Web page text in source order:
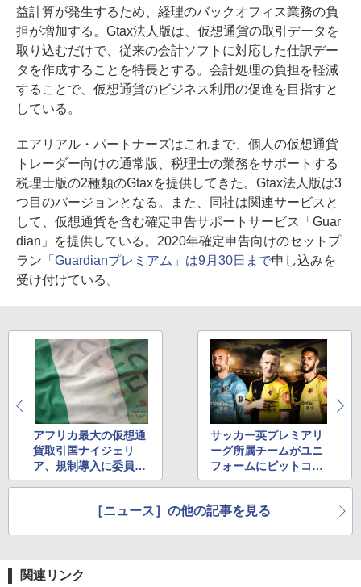
益計算が発生するため、経理のバックオフィス業務の負
担が増加する。Gtax法人版は、仮想通貨の取引データを
取り込むだけで、従来の会計ソフトに対応した仕訳デー
タを作成することを特長とする。会計処理の負担を軽減
することで、仮想通貨のビジネス利用の促進を目指すと
している。
エアリアル・パートナーズはこれまで、個人の仮想通貨
トレーダー向けの通常版、税理士の業務をサポートする
税理士版の2種類のGtaxを提供してきた。Gtax法人版は3
つ目のバージョンとなる。また、同社は関連サービスと
して、仮想通貨を含む確定申告サポートサービス「Guar
dian」を提供している。2020年確定申告向けのセットプ
ラン 「Guardianプレミアム」は9月30日まで申し込みを
受け付けている。
アフリカ最大の仮想通
貨取引国ナイジェリ
ア、規制導入に委員会
設置
サッカー英プレミアリ
ーグ所属チームがユニ
フォームにビットコイ
ンロゴを採用
［ニュース］の他の記事を見る
関連リンク